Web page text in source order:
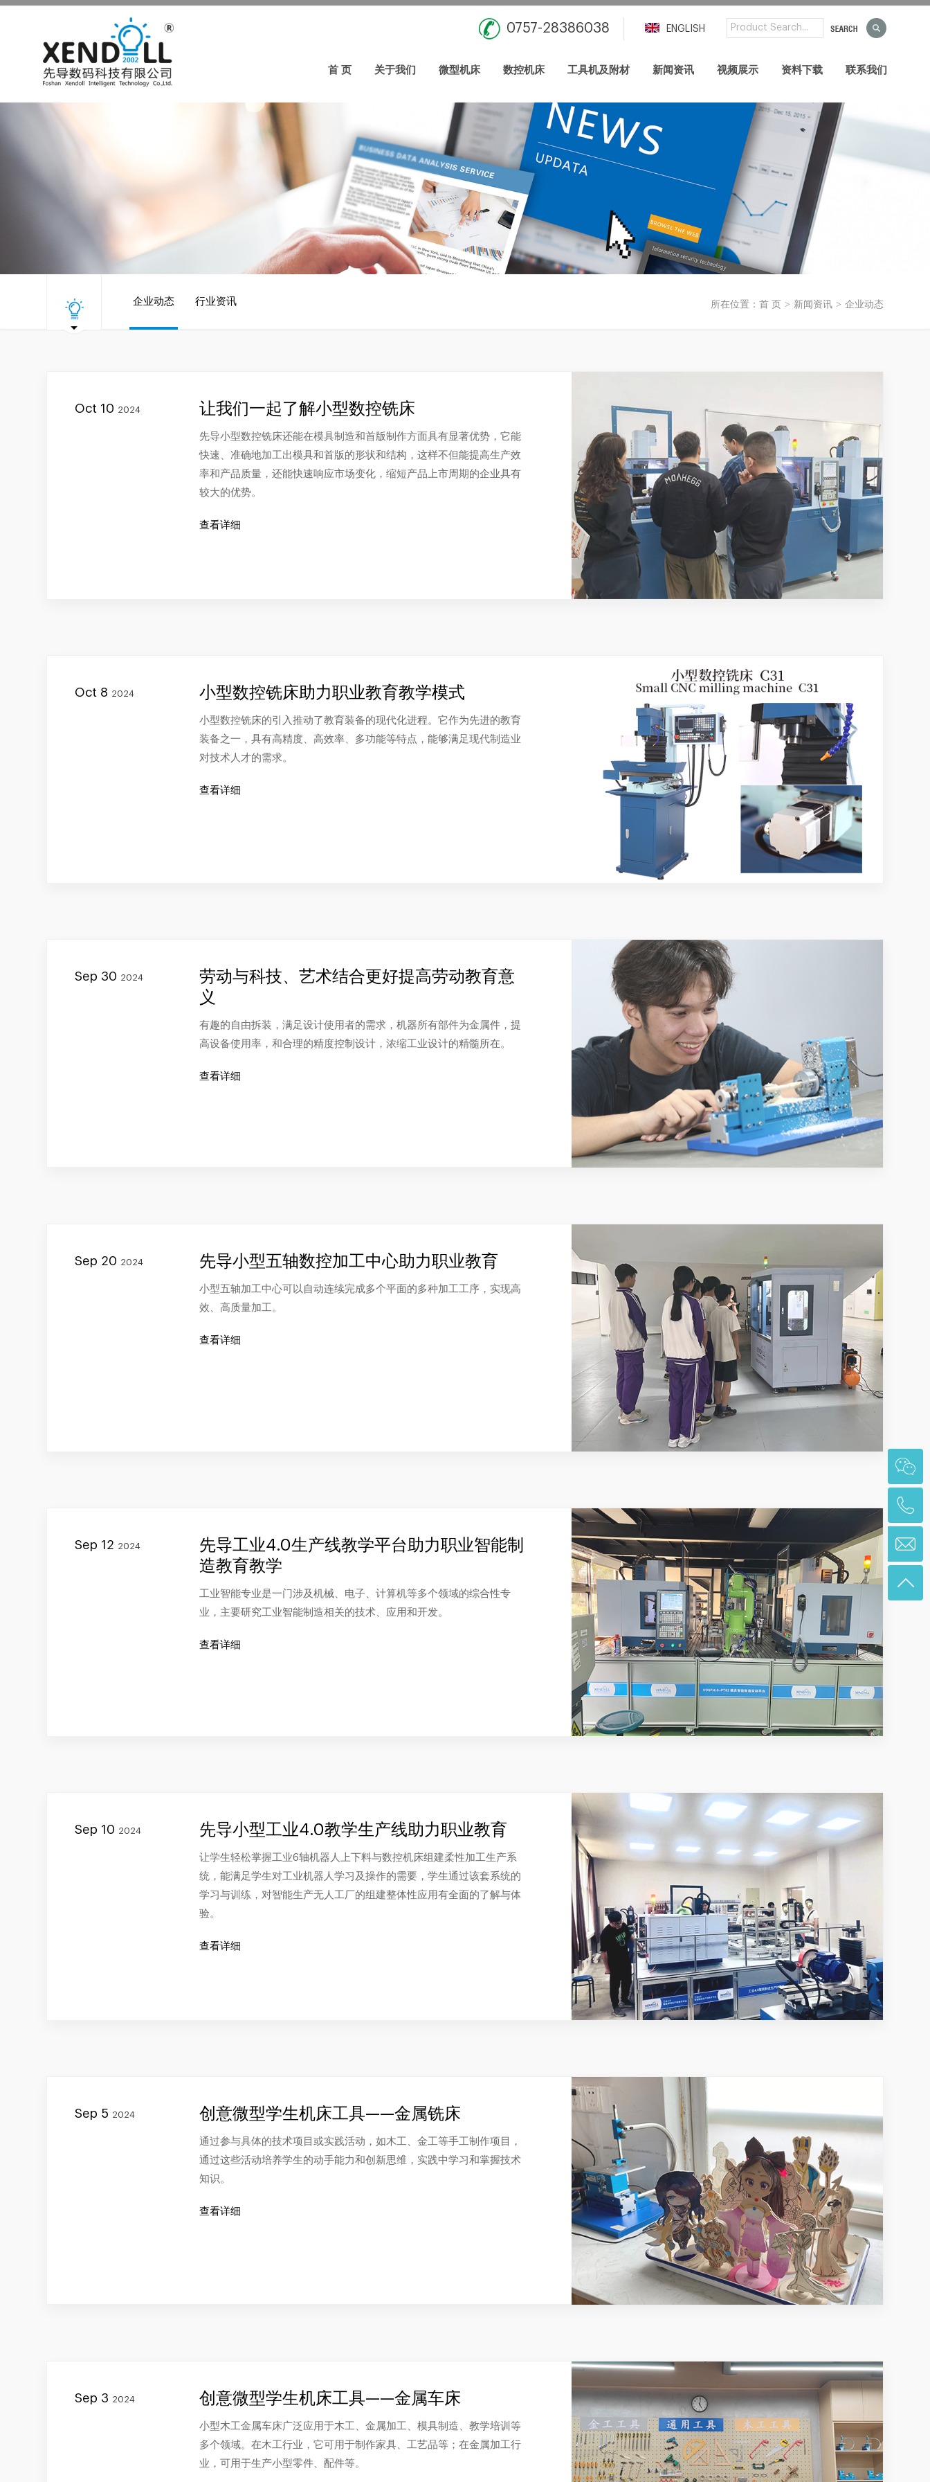
0757-28386038 ENGLISH
首 页 关于我们 微型机床 数控机床 工具机及附材 新闻资讯 视频展示 资料下载 联系我们
企业动态 行业资讯 所在位置： 首 页 > 新闻资讯 > 企业动态
Oct 10 2024 让我们一起了解小型数控铣床
先导小型数控铣床还能在模具制造和首版制作方面具有显著优势，它能
快速、准确地加工出模具和首版的形状和结构，这样不但能提高生产效
率和产品质量，还能快速响应市场变化，缩短产品上市周期的企业具有
较大的优势。
查看详细
Oct 8 2024 小型数控铣床助力职业教育教学模式
小型数控铣床的引入推动了教育装备的现代化进程。它作为先进的教育
装备之一，具有高精度、高效率、多功能等特点，能够满足现代制造业
对技术人才的需求。
查看详细
Sep 30 2024
劳动与科技、艺术结合更好提高劳动教育意
义
有趣的自由拆装，满足设计使用者的需求，机器所有部件为金属件，提
高设备使用率，和合理的精度控制设计，浓缩工业设计的精髓所在。
查看详细
Sep 20 2024 先导小型五轴数控加工中心助力职业教育
小型五轴加工中心可以自动连续完成多个平面的多种加工工序，实现高
效、高质量加工。
查看详细
Sep 12 2024
先导工业4.0生产线教学平台助力职业智能制
造教育教学
工业智能专业是一门涉及机械、电子、计算机等多个领域的综合性专
业，主要研究工业智能制造相关的技术、应用和开发。
查看详细
Sep 10 2024 先导小型工业4.0教学生产线助力职业教育
让学生轻松掌握工业6轴机器人上下料与数控机床组建柔性加工生产系
统，能满足学生对工业机器人学习及操作的需要，学生通过该套系统的
学习与训练，对智能生产无人工厂的组建整体性应用有全面的了解与体
验。
查看详细
Sep 5 2024 创意微型学生机床工具——金属铣床
通过参与具体的技术项目或实践活动，如木工、金工等手工制作项目，
通过这些活动培养学生的动手能力和创新思维，实践中学习和掌握技术
知识。
查看详细
Sep 3 2024 创意微型学生机床工具——金属车床
小型木工金属车床广泛应用于木工、金属加工、模具制造、教学培训等
多个领域。在木工行业，它可用于制作家具、工艺品等；在金属加工行
业，可用于生产小型零件、配件等。